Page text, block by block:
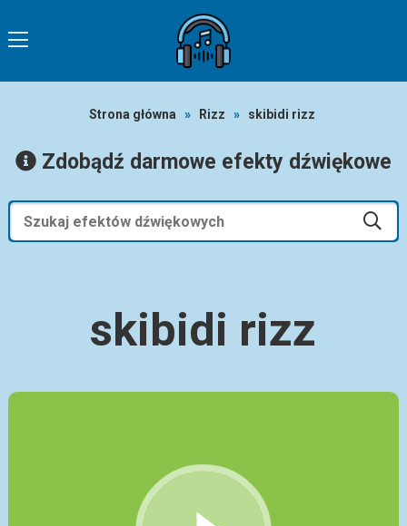
Strona główna » Rizz » skibidi rizz
Zdobądź darmowe efekty dźwiękowe
skibidi rizz